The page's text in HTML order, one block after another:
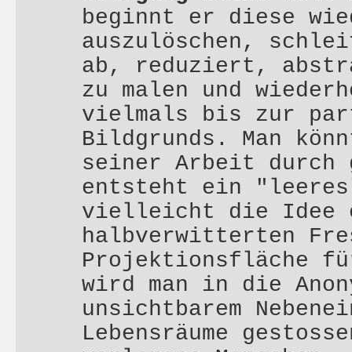
beginnt er diese
auszulöschen,
ab, reduziert,
zu malen und
vielmals bis zur
Bildgrunds. Man
seiner Arbeit durch
entsteht ein
vielleicht die Idee
halbverwitterten
Projektionsfläche
wird man in die
unsichtbarem
Lebensräume